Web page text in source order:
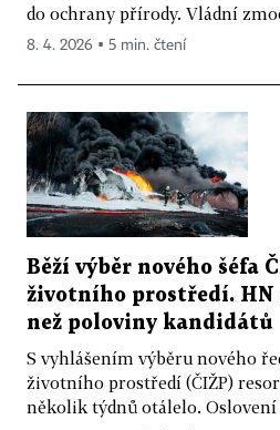
do ochrany přírody. Vládní
8. 4. 2026 ▪ 5 min. čtení
Běží výběr nového šéfa
životního prostředí. HN
než poloviny kandidátů
S vyhlášením výběru nového
životního prostředí (ČIŽP)
několik týdnů otálelo.